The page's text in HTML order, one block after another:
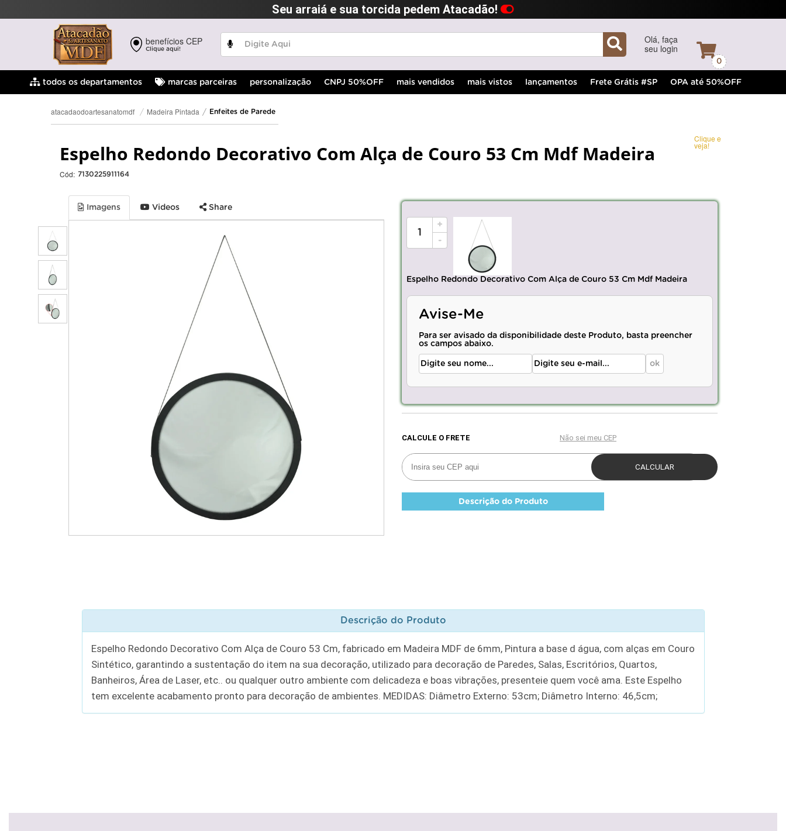
Seu arraiá e sua torcida pedem Atacadão!
benefícios CEP
Clique aqui!
Olá, faça
seu login
0
todos os departamentos marcas parceiras personalização CNPJ 50%OFF mais vendidos mais vistos lançamentos Frete Grátis #SP OPA até 50%OFF
atacadaodoartesanatomdf Madeira Pintada Enfeites de Parede
Espelho Redondo Decorativo Com Alça de Couro 53 Cm Mdf Madeira
Cód: 7130225911164
Clique e
veja!
Imagens Videos Share
+
-
Espelho Redondo Decorativo Com Alça de Couro 53 Cm Mdf Madeira
Avise-Me
Para ser avisado da disponibilidade deste Produto, basta preencher
os campos abaixo.
Descrição do Produto
Descrição do Produto
Espelho Redondo Decorativo Com Alça de Couro 53 Cm, fabricado em Madeira MDF de 6mm, Pintura a base d água, com alças em Couro
Sintético, garantindo a sustentação do item na sua decoração, utilizado para decoração de Paredes, Salas, Escritórios, Quartos,
Banheiros, Área de Laser, etc.. ou qualquer outro ambiente com delicadeza e boas vibrações, presenteie quem você ama. Este Espelho
tem excelente acabamento pronto para decoração de ambientes. MEDIDAS: Diâmetro Externo: 53cm; Diâmetro Interno: 46,5cm;